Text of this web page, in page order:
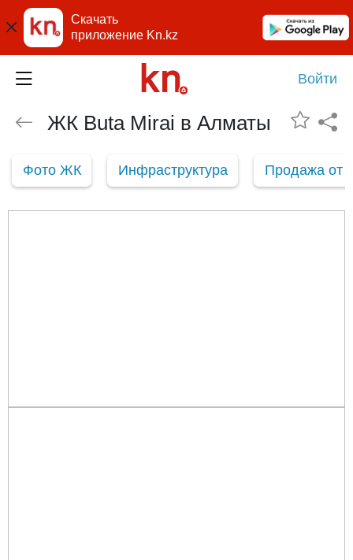
Скачать
приложение Kn.kz
Войти
ЖК Buta Mirai в Алматы
Фото ЖК Инфраструктура Продажа от